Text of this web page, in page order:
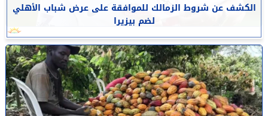
الكشف عن شروط الزمالك للموافقة على عرض شباب الأهلي
لضم بيزيرا